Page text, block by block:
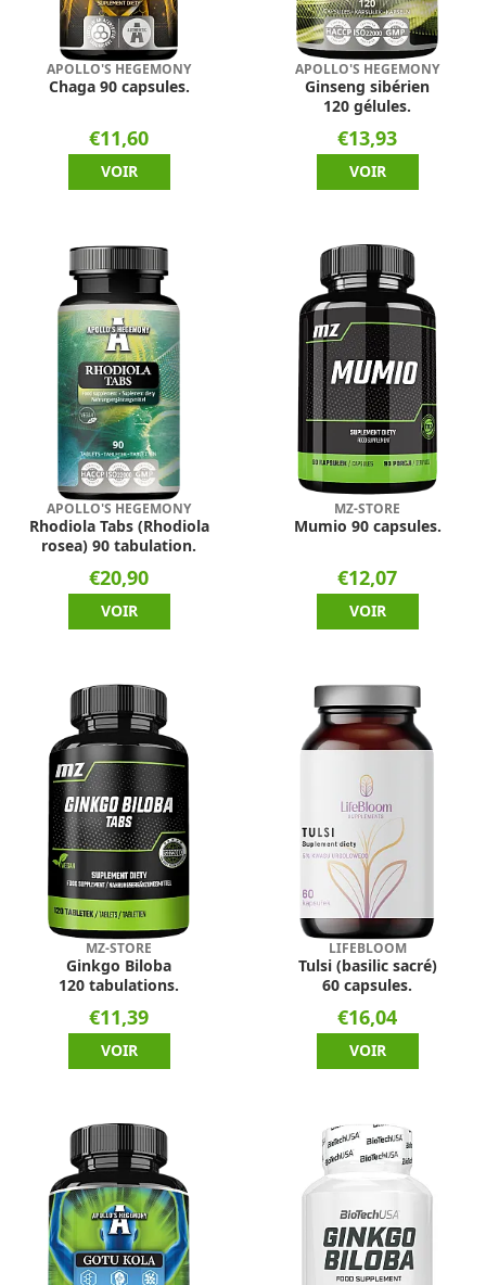
APOLLO'S HEGEMONY
Chaga 90 capsules.
€11,60
VOIR
APOLLO'S HEGEMONY
Ginseng sibérien
120 gélules.
€13,93
VOIR
APOLLO'S HEGEMONY
Rhodiola Tabs (Rhodiola
rosea) 90 tabulation.
€20,90
VOIR
MZ-STORE
Mumio 90 capsules.
€12,07
VOIR
MZ-STORE
Ginkgo Biloba
120 tabulations.
€11,39
VOIR
LIFEBLOOM
Tulsi (basilic sacré)
60 capsules.
€16,04
VOIR